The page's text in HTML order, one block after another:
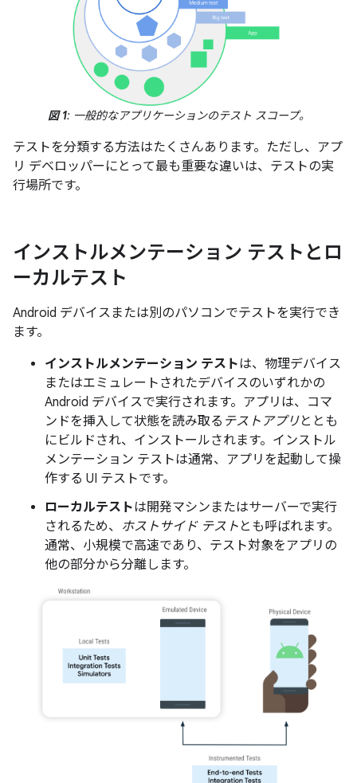
図 1: 一般的なアプリケーションのテスト スコープ。
テストを分類する方法はたくさんあります。ただし、アプ
リ デベロッパーにとって最も重要な違いは、テストの実
行場所です。
インストルメンテーション テストとロ
ーカルテスト
Android デバイスまたは別のパソコンでテストを実行でき
ます。
インストルメンテーション テストは、物理デバイス
またはエミュレートされたデバイスのいずれかの
Android デバイスで実行されます。アプリは、コマ
ンドを挿入して状態を読み取る テストアプリととも
にビルドされ、インストールされます。インストル
メンテーション テストは通常、アプリを起動して操
作する UI テストです。
ローカルテストは開発マシンまたはサーバーで実行
されるため、 ホストサイド テスト とも呼ばれます。
通常、小規模で高速であり、テスト対象をアプリの
他の部分から分離します。